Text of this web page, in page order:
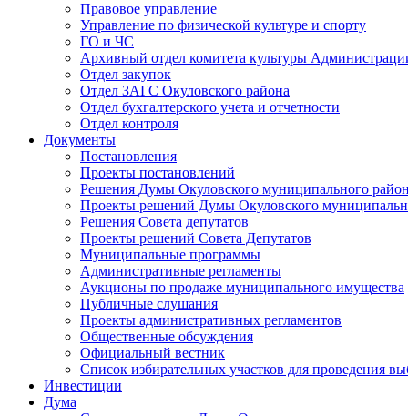
Правовое управление
Управление по физической культуре и спорту
ГО и ЧС
Архивный отдел комитета культуры
Отдел закупок
Отдел ЗАГС Окуловского района
Отдел бухгалтерского учета и отчетности
Отдел контроля
Документы
Постановления
Проекты постановлений
Решения Думы Окуловского муниципального
Проекты решений Думы Окуловского
Решения Совета депутатов
Проекты решений Совета Депутатов
Муниципальные программы
Административные регламенты
Аукционы по продаже муниципального имущества
Публичные слушания
Проекты административных регламентов
Общественные обсуждения
Официальный вестник
Список избирательных участков для проведения
Инвестиции
Дума